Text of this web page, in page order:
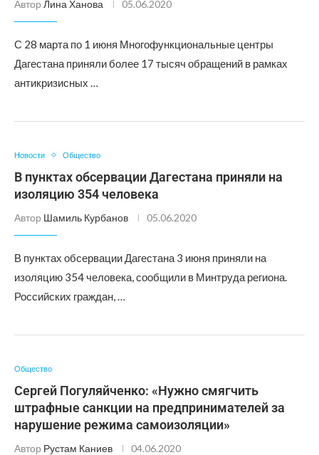
Автор Лина Ханова 05.06.2020
С 28 марта по 1 июня Многофункциональные центры
Дагестана приняли более 17 тысяч обращений в рамках
антикризисных …
Новости Общество
В пунктах обсервации Дагестана приняли на
изоляцию 354 человека
Автор Шамиль Курбанов 05.06.2020
В пунктах обсервации Дагестана 3 июня приняли на
изоляцию 354 человека, сообщили в Минтруда региона.
Российских граждан, …
Общество
Сергей Погуляйченко: «Нужно смягчить
штрафные санкции на предпринимателей за
нарушение режима самоизоляции»
Автор Рустам Каниев 04.06.2020